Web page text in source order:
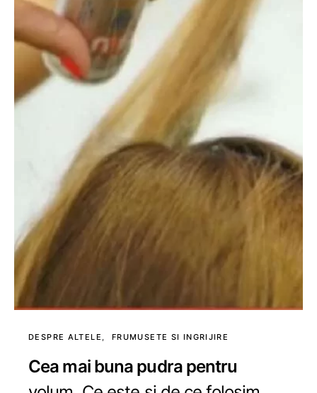
DESPRE ALTELE FRUMUSETE SI INGRIJIRE
Cea mai buna pudra pentru